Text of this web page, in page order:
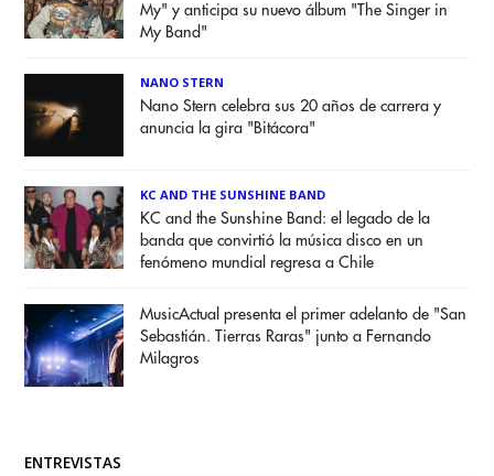
My" y anticipa su nuevo álbum "The Singer in
My Band"
NANO STERN
Nano Stern celebra sus 20 años de carrera y
anuncia la gira "Bitácora"
KC AND THE SUNSHINE BAND
KC and the Sunshine Band: el legado de la
banda que convirtió la música disco en un
fenómeno mundial regresa a Chile
MusicActual presenta el primer adelanto de "San
Sebastián. Tierras Raras" junto a Fernando
Milagros
ENTREVISTAS